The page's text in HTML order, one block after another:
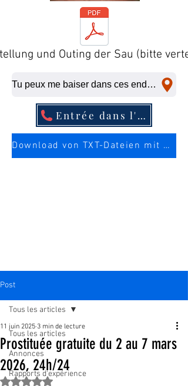
und Outing der Sau (bitte
Tu peux me baiser dans ces endroits, même à la dernière minute.
Entrée dans l'annuaire téléphonique
Download von TXT-Dateien mit mehr Infos über die Sau
Post
Tous les articles
Annonces
Rapports d'expérience
Tous les articles
Prostituée gratuite du 2 au 7 mars
2026, 24h/24
11 juin 2025 3 min de lecture
Noté NaN étoiles sur 5.